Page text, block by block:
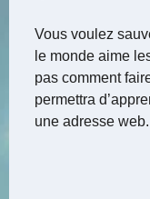
Vous voulez
le monde aime
pas comment
permettra
une adresse